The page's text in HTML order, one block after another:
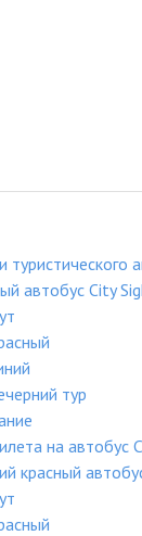
автобус City
тур
на автобус
красный